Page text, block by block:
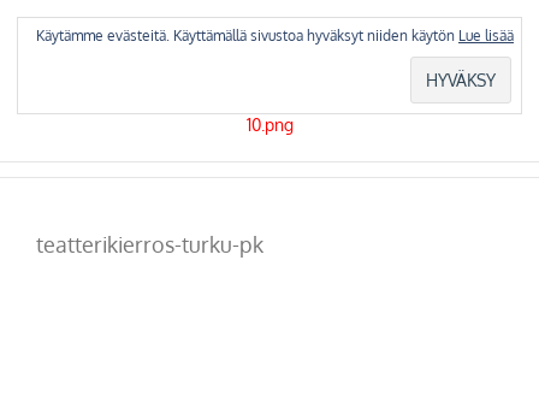
teatterikierros-turku-pk
Käytämme evästeitä. Käyttämällä sivustoa hyväksyt niiden käytön Lue lisää